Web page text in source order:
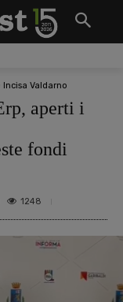
Incisa Valdarno
aperti i
fondi
1248